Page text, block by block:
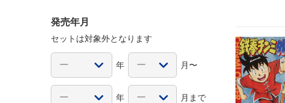
発売年月
セットは対象外となります
年 月〜
年 月まで